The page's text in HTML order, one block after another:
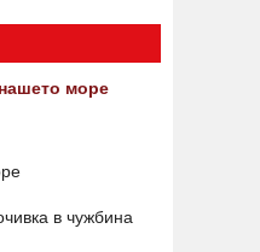
море
в чужбина